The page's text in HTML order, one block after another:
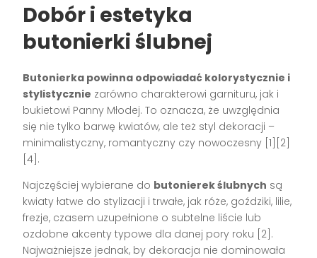
Dobór i estetyka
butonierki ślubnej
Butonierka powinna odpowiadać kolorystycznie i
stylistycznie zarówno charakterowi garnituru, jak i
bukietowi Panny Młodej. To oznacza, że uwzględnia
się nie tylko barwę kwiatów, ale też styl dekoracji –
minimalistyczny, romantyczny czy nowoczesny [1][2]
[4] .
Najczęściej wybierane do butonierek ślubnych są
kwiaty łatwe do stylizacji i trwałe, jak róże, goździki, lilie,
frezje, czasem uzupełnione o subtelne liście lub
ozdobne akcenty typowe dla danej pory roku [2] .
Najważniejsze jednak, by dekoracja nie dominowała